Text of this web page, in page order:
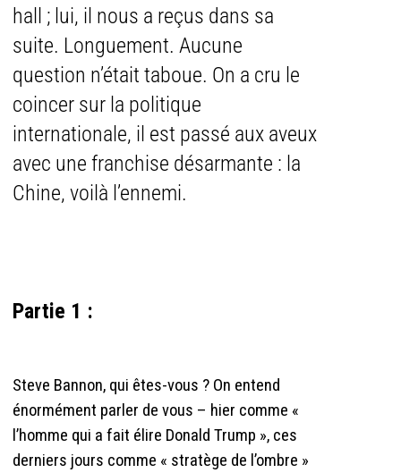
hall ; lui, il nous a reçus dans sa
suite. Longuement. Aucune
question n’était taboue. On a cru le
coincer sur la politique
internationale, il est passé aux aveux
avec une franchise désarmante : la
Chine, voilà l’ennemi.
Partie 1 :
Steve Bannon, qui êtes-vous ? On entend
énormément parler de vous – hier comme «
l’homme qui a fait élire Donald Trump », ces
derniers jours comme « stratège de l’ombre »